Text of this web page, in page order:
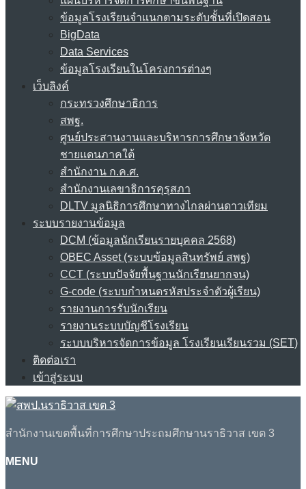
ข้อมูลโรงเรียนจำแนกตามระดับชั้นที่เปิดสอน
BigData
Data Services
ข้อมูลโรงเรียนในโครงการต่างๆ
เว็บลิงค์
กระทรวงศึกษาธิการ
สพฐ.
ศูนย์ประสานงานและบริหารการศึกษาจังหวัด
ชายแดนภาคใต้
สำนักงาน ก.ค.ศ.
สำนักงานเลขาธิการคุรุสภา
DLTV มูลนิธิการศึกษาทางไกลผ่านดาวเทียม
ระบบรายงานข้อมูล
DCM (ข้อมูลนักเรียนรายบุคคล 2568)
OBEC Asset (ระบบข้อมูลสินทรัพย์ สพฐ)
CCT (ระบบปัจจัยพื้นฐานนักเรียนยากจน)
G-code (ระบบกำหนดรหัสประจำตัวผู้เรียน)
รายงานการรับนักเรียน
รายงานระบบบัญชีโรงเรียน
ระบบบริหารจัดการข้อมูล โรงเรียนเรียนรวม (SET)
ติดต่อเรา
เข้าสู่ระบบ
สำนักงานเขตพื้นที่การศึกษาประถมศึกษานราธิวาส เขต 3
MENU